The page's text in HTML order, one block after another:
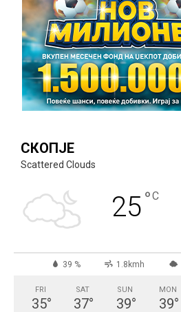
СКОПЈЕ
Scattered Clouds
25°C
39 % 1.8kmh
FRI
35°
SAT
37°
SUN
39°
MON
39°